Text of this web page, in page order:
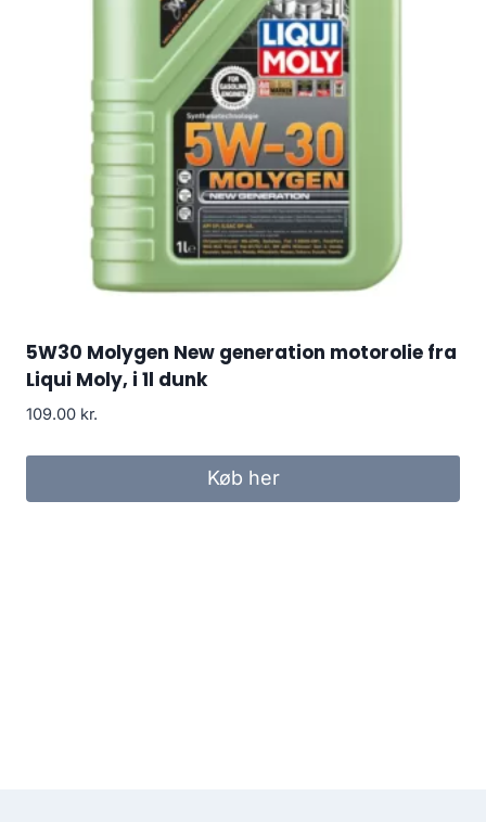
5W30 Molygen New generation motorolie fra
Liqui Moly, i 1l dunk
109.00 kr.
Køb her